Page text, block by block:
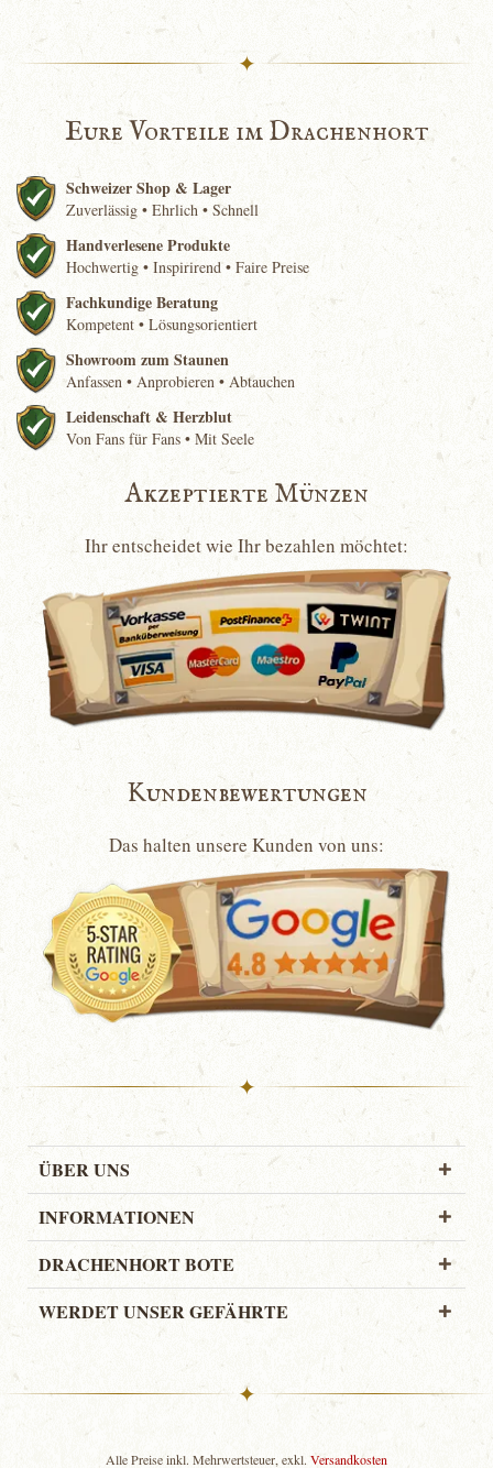
✦
Eure Vorteile im Drachenhort
Schweizer Shop & Lager
Zuverlässig • Ehrlich • Schnell
Handverlesene Produkte
Hochwertig • Inspirirend • Faire Preise
Fachkundige Beratung
Kompetent • Lösungsorientiert
Showroom zum Staunen
Anfassen • Anprobieren • Abtauchen
Leidenschaft & Herzblut
Von Fans für Fans • Mit Seele
Akzeptierte Münzen
Ihr entscheidet wie Ihr bezahlen möchtet:
Kundenbewertungen
Das halten unsere Kunden von uns:
✦
ÜBER UNS
INFORMATIONEN
DRACHENHORT BOTE
WERDET UNSER GEFÄHRTE
✦
Alle Preise inkl. Mehrwertsteuer, exkl. Versandkosten